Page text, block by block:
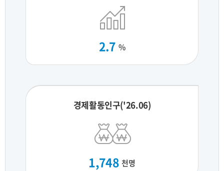
2.7 %
경제활동인구('26.06)
1,748 천명